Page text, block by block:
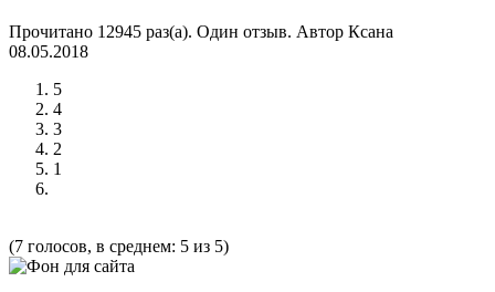
Прочитано 12945 раз(a). Один отзыв. Автор Ксана
08.05.2018
5
4
3
2
1
(7 голосов, в среднем: 5 из 5)